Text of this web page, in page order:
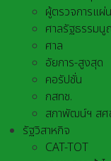
ผู้ตรวจการแผ่
ศาลรัฐธรรม
ศาล
อัยการ-สูงสุด
คอรัปชั่น
กสทช.
สภาพัฒน์ฯ สศ
รัฐวิสาหกิจ
CAT-TOT